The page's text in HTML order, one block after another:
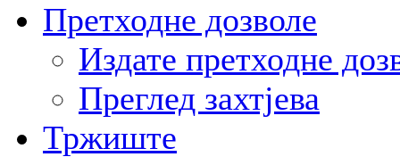
Претходне дозволе
Издате претходне
Преглед захтјева
Тржиште